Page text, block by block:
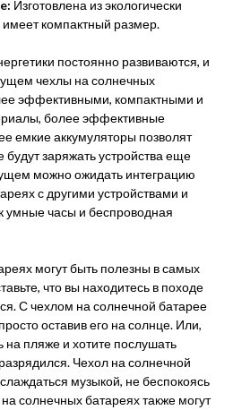
Изготовлена из экологически
компактный размер.
постоянно развиваются, и
чехлы на солнечных
эффективными, компактными и
более эффективные
емкие аккумуляторы позволят
будут заряжать устройства еще
можно ожидать интеграцию
с другими устройствами и
умные часы и беспроводная
могут быть полезны в самых
что вы находитесь в походе
С чехлом на солнечной батарее
оставив его на солнце. Или,
пляже и хотите послушать
Чехол на солнечной
музыкой, не беспокоясь
солнечных батареях также могут